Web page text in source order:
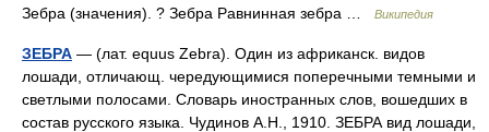
Зебра (значения). ? Зебра Равнинная зебра …
Википедия
ЗЕБРА — (лат. equus Zebra). Один из африканск. видов
лошади, отличающ. чередующимися поперечными темными и
светлыми полосами. Словарь иностранных слов, вошедших в
состав русского языка. Чудинов А.Н., 1910. ЗЕБРА вид лошади,